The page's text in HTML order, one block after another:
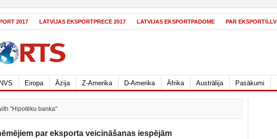
2017 LATVIJAS EKSPORTPRECE 2017 LATVIJAS EKSPORTPADOME PAR EKSPORTS.LV
NVS Eiropa Āzija Z-Amerika D-Amerika Āfrika Austrālija Pasākumi
"Hipotēku banka"
par eksporta veicināšanas iespējām